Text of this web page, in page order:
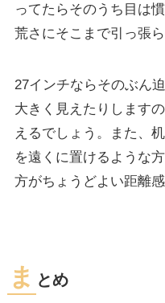
ってたらそのうち目は
荒さにそこまで引っ張
27インチならそのぶん
大きく見えたりします
えるでしょう。また、
を遠くに置けるような
方がちょうどよい距離
ま とめ